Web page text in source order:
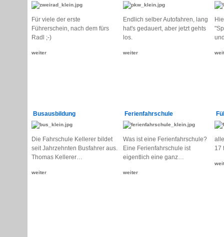
Für viele der erste
Führerschein, nach dem fürs
Radl ;-)
weiter
Endlich selber Autofahren, lang
hat's gedauert, aber jetzt gehts
los.
weiter
Busausbildung
Die Fahrschule Kellerer bildet
seit Jahrzehnten Busfahrer aus.
Thomas Kellerer…
weiter
Ferienfahrschule
Was ist eine Ferienfahrschule?
Eine Ferienfahrschule ist
eigentlich eine ganz…
weiter
17